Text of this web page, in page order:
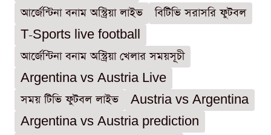
আর্জেন্টিনা বনাম অস্ট্রিয়া লাইভ
বিটিভি সরাসরি ফুটবল
T-Sports live football
আর্জেন্টিনা বনাম অস্ট্রিয়া খেলার সময়সূচী
Argentina vs Austria Live
সময় টিভি ফুটবল লাইভ
Austria vs Argentina
Argentina vs Austria prediction